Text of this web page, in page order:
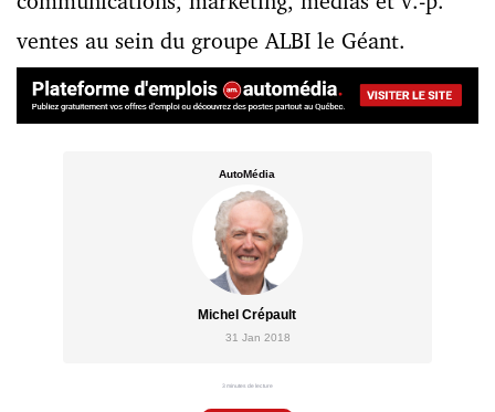
AutoMédia
Michel Crépault
31 Jan 2018
3 minutes de lecture
ventes au sein du groupe ALBI le Géant.